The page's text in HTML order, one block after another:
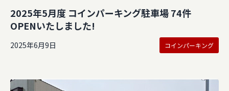
2025年5月度 コインパーキング駐車場 74件
OPENいたしました!
2025年6月9日 コインパーキング